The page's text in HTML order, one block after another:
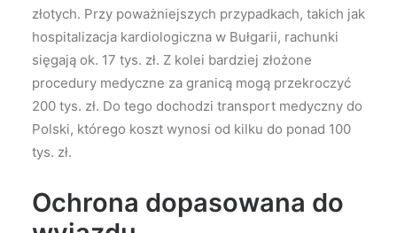
złotych. Przy poważniejszych przypadkach, takich jak
hospitalizacja kardiologiczna w Bułgarii, rachunki
sięgają ok. 17 tys. zł. Z kolei bardziej złożone
procedury medyczne za granicą mogą przekroczyć
200 tys. zł. Do tego dochodzi transport medyczny do
Polski, którego koszt wynosi od kilku do ponad 100
tys. zł.
Ochrona dopasowana do